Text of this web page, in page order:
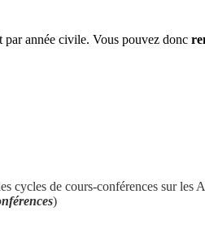
année civile. Vous pouvez donc
cycles de cours-conférences sur
)